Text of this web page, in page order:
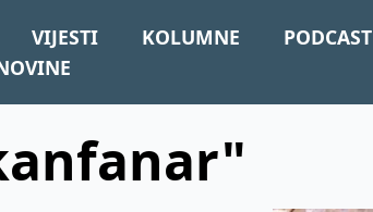
VIJESTI KOLUMNE PODCAST